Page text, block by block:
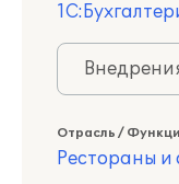
Отрасль /
Рестораны и